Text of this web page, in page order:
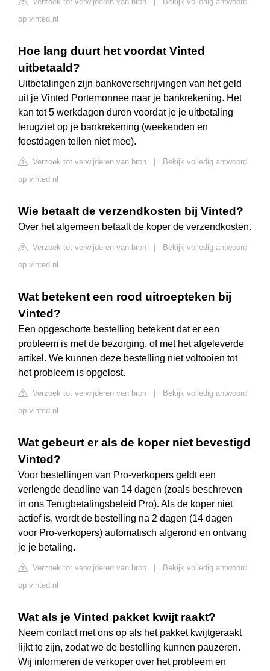
op vinted.nl
Hoe lang duurt het voordat Vinted
uitbetaald?
Uitbetalingen zijn bankoverschrijvingen van het geld
uit je Vinted Portemonnee naar je bankrekening. Het
kan tot 5 werkdagen duren voordat je je uitbetaling
terugziet op je bankrekening (weekenden en
feestdagen tellen niet mee).
Verzoek tot verwijderen van bron
Bekijk volledig antwoord
op vinted.nl
Wie betaalt de verzendkosten bij Vinted?
Over het algemeen betaalt de koper de verzendkosten.
Verzoek tot verwijderen van bron
Bekijk volledig antwoord
op vinted.nl
Wat betekent een rood uitroepteken bij
Vinted?
Een opgeschorte bestelling betekent dat er een
probleem is met de bezorging, of met het afgeleverde
artikel. We kunnen deze bestelling niet voltooien tot
het probleem is opgelost.
Verzoek tot verwijderen van bron
Bekijk volledig antwoord
op vinted.nl
Wat gebeurt er als de koper niet bevestigd
Vinted?
Voor bestellingen van Pro-verkopers geldt een
verlengde deadline van 14 dagen (zoals beschreven
in ons Terugbetalingsbeleid Pro). Als de koper niet
actief is, wordt de bestelling na 2 dagen (14 dagen
voor Pro-verkopers) automatisch afgerond en ontvang
je je betaling.
Verzoek tot verwijderen van bron
Bekijk volledig antwoord
op vinted.nl
Wat als je Vinted pakket kwijt raakt?
Neem contact met ons op als het pakket kwijtgeraakt
lijkt te zijn, zodat we de bestelling kunnen pauzeren.
Wij informeren de verkoper over het probleem en